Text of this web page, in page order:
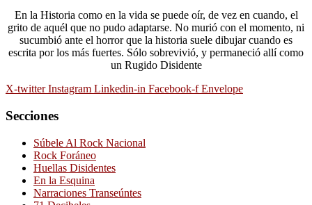
En la Historia como en la vida se puede oír, de vez en cuando, el
grito de aquél que no pudo adaptarse. No murió con el momento, ni
sucumbió ante el horror que la historia suele dibujar cuando es
escrita por los más fuertes. Sólo sobrevivió, y permaneció allí como
un Rugido Disidente
X-twitter Instagram Linkedin-in Facebook-f Envelope
Secciones
Súbele Al Rock Nacional
Rock Foráneo
Huellas Disidentes
En la Esquina
Narraciones Transeúntes